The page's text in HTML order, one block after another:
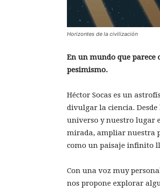
Horizontes de la civilización
En un mundo que parece
pesimismo.
Héctor Socas es un
divulgar la ciencia.
universo y nuestro lugar
mirada, ampliar nuestra
como un paisaje infinito
Con una voz muy
nos propone explorar